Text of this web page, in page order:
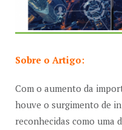
Sobre o Artigo:
Com o aumento da
houve o surgimento de
reconhecidas como uma